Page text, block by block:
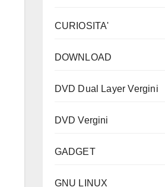
CURIOSITA'
DOWNLOAD
DVD Dual Layer Vergini
DVD Vergini
GADGET
GNU LINUX